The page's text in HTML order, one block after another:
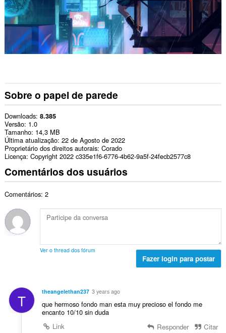
Sobre o papel de parede
Downloads 8.385
Versão 1.0
Tamanho 14,3 MB
Última atualização 22 de Agosto de 2022
Proprietário dos direitos autorais Corado
Licença Copyright 2022 c335e1f6-6776-4b62-9a5f-24fecb2577c8
Comentários dos usuários
Comentários: 2
Ver o thread dos fórum
Fazer login para postar
T theangelethan237 3 years ago
que hermoso fondo man esta muy precioso el fondo me
encanto 10/10 sin duda
Link
Responder Citar